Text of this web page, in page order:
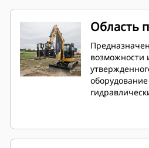
Область
возможности